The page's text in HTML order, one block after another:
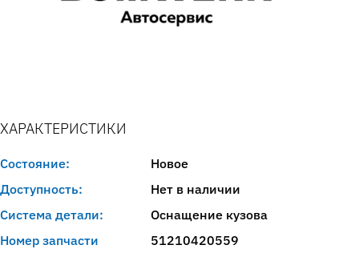
ХАРАКТЕРИСТИКИ
Состояние:
Новое
Доступность:
Нет в наличии
Система детали:
Оснащение кузова
Номер запчасти
51210420559